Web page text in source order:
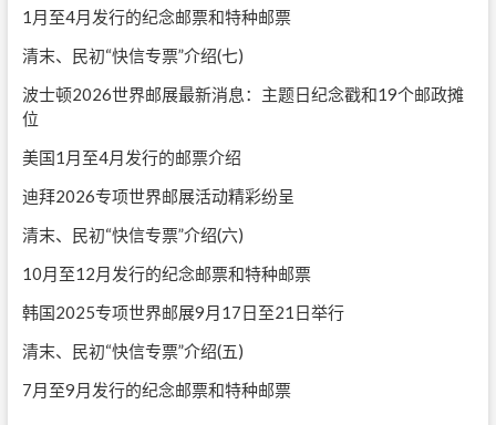
1月至4月发行的纪念邮票和特种邮票
清末、民初“快信专票”介绍(七)
波士顿2026世界邮展最新消息：主题日纪念戳和19个邮政摊
位
美国1月至4月发行的邮票介绍
迪拜2026专项世界邮展活动精彩纷呈
清末、民初“快信专票”介绍(六)
10月至12月发行的纪念邮票和特种邮票
韩国2025专项世界邮展9月17日至21日举行
清末、民初“快信专票”介绍(五)
7月至9月发行的纪念邮票和特种邮票